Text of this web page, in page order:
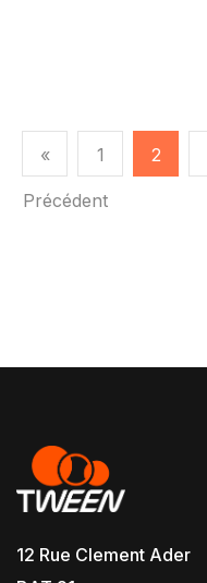
«
Précédent
1 2
12 Rue Clement Ader